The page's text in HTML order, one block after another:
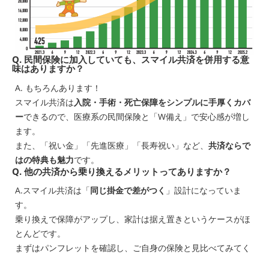
Q. 民間保険に加入していても、スマイル共済を併用する意
味はありますか？
A. もちろんあります！
スマイル共済は 入院・手術・死亡保障をシンプルに手厚くカバ
ーできるので、医療系の民間保険と「W備え」で安心感が増し
ます。
また、「祝い金」「先進医療」「長寿祝い」など、 共済ならで
はの特典も魅力です。
Q. 他の共済から乗り換えるメリットってありますか？
A.スマイル共済は「同じ掛金で差がつく 」設計になっていま
す。
乗り換えで保障がアップし、家計は据え置きというケースがほ
とんどです。
まずはパンフレットを確認し、ご自身の保険と見比べてみてく